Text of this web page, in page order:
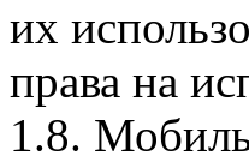
их
права на
1.8.